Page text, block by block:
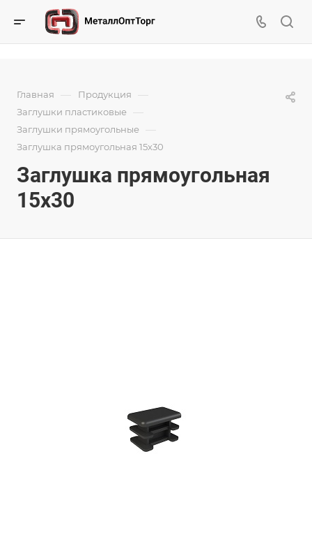
Главная — Продукция —
Заглушки пластиковые —
Заглушки прямоугольные —
Заглушка прямоугольная 15х30
Заглушка прямоугольная
15х30